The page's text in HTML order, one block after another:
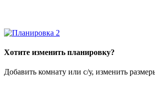
Хотите изменить планировку?
Добавить комнату или с/у, изменить